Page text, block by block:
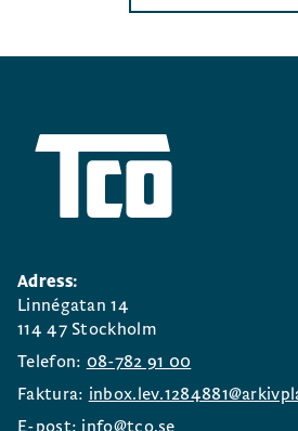
Adress:
Linnégatan 14
114 47 Stockholm
Telefon: 08-782 91 00
Faktura:
E-post: info@tco.se